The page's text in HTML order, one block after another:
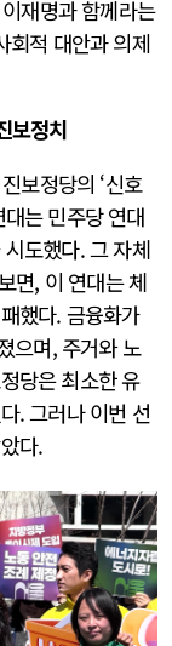
재명과 함께라는
회적 대안과 의제
보정치
보정당의 ‘신호
는 민주당 연대
도했다. 그 자체
면, 이 연대는 체
했다. 금융화가
으며, 주거와 노
당은 최소한 유
. 그러나 이번 선
다.